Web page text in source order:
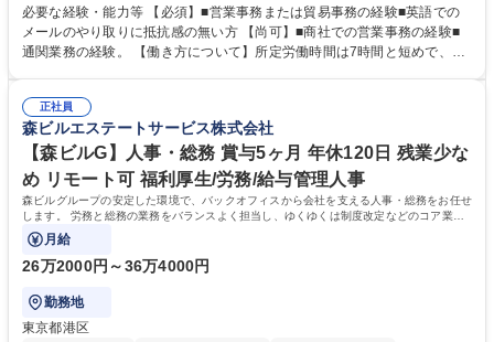
調整まで幅広く対応し、当社事業の根幹を支えていただきます。 ■受発注
業務、請求書発行 ■海外工場とのスケジュール調整 ■在庫管理 ■輸入書類
の確認・作成 ■配送手配 ■通関業者を通して行う輸出入業全般 ■倉庫との
ルプロデュースしているため、商品に関わる全ての業務をサポート頂きま
す。 募集職種 東京都中央区【営業事務・貿易事務】食品商社/残業少なめ/
リモート等相談可
必要な経験・能力等 【必須】■営業事務または貿易事務の経験■英語での
メールのやり取りに抵抗感の無い方 【尚可】■商社での営業事務の経験■
通関業務の経験。 【働き方について】所定労働時間は7時間と短めで、残
の強み】1991年の設立以来、外食産業を中心としたお客様の多様なニー
ズに沿った冷凍水産物等の生産・輸入・販売を一貫して手掛けています。
自社工場と海外拠点の強固な連携によるワンストップサービスが最大の強
みです。 学歴・資格 学歴：大学院 大学 語学力：英語 資格：
正社員
森ビルエステートサービス株式会社
【森ビルG】人事・総務 賞与5ヶ月 年休120日 残業少な
め リモート可 福利厚生/労務/給与管理人事
森ビルグループの安定した環境で、バックオフィスから会社を支える人事・総務をお任せ
します。 労務と総務の業務をバランスよく担当し、ゆくゆくは制度改定などのコア業務
にも挑戦できる、やりがいある環境です。
月給
26万2000円～36万4000円
勤務地
東京都港区